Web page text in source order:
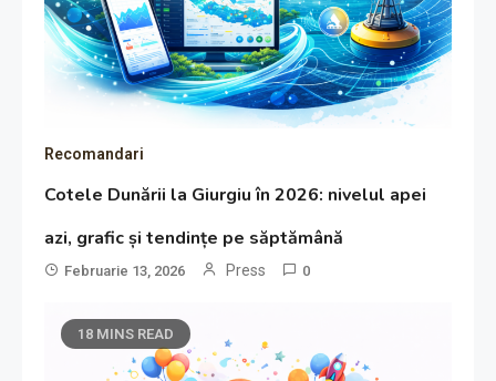
Recomandari
Cotele Dunării la Giurgiu în 2026: nivelul apei
azi, grafic și tendințe pe săptămână
Februarie 13, 2026 Press 0
18 MINS READ